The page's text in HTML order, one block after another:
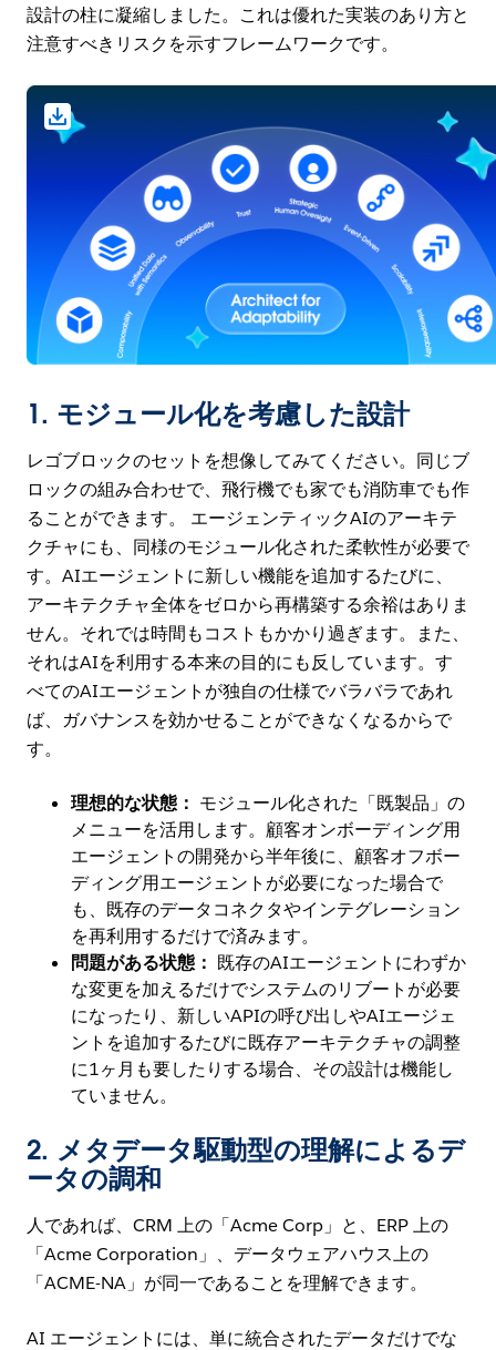
設計の柱に凝縮しました。これは優れた実装のあり方と
注意すべきリスクを示すフレームワークです。
1. モジュール化を考慮した設計
レゴブロックのセットを想像してみてください。同じブ
ロックの組み合わせで、飛行機でも家でも消防車でも作
ることができます。 エージェンティックAIのアーキテ
クチャにも、同様のモジュール化された柔軟性が必要で
す。AIエージェントに新しい機能を追加するたびに、
アーキテクチャ全体をゼロから再構築する余裕はありま
せん。それでは時間もコストもかかり過ぎます。また、
それはAIを利用する本来の目的にも反しています。す
べてのAIエージェントが独自の仕様でバラバラであれ
ば、ガバナンスを効かせることができなくなるからで
す。
理想的な状態： モジュール化された「既製品」の
メニューを活用します。顧客オンボーディング用
エージェントの開発から半年後に、顧客オフボー
ディング用エージェントが必要になった場合で
も、既存のデータコネクタやインテグレーション
を再利用するだけで済みます。
問題がある状態： 既存のAIエージェントにわずか
な変更を加えるだけでシステムのリブートが必要
になったり、新しいAPIの呼び出しやAIエージェ
ントを追加するたびに既存アーキテクチャの調整
に1ヶ月も要したりする場合、その設計は機能し
ていません。
2. メタデータ駆動型の理解によるデ
ータの調和
人であれば、CRM 上の「Acme Corp」と、ERP 上の
「Acme Corporation」、データウェアハウス上の
「ACME-NA」が同一であることを理解できます。
AI エージェントには、単に統合されたデータだけでな